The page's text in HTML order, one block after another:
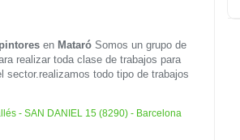
pintores en Mataró Somos un grupo de
realizar toda clase de trabajos para
sector.realizamos todo tipo de trabajos
- SAN DANIEL 15 (8290) - Barcelona